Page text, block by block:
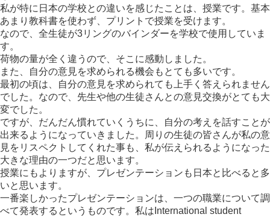
私が特に日本の学校との違いを感じたことは、授業です。基本
あまり教科書を使わず、プリントで授業を受けます。
なので、全生徒が3リングのバインダーを学校で使用していま
す。
荷物の量が全く違うので、そこに感動しました。
また、自分の意見を求められる機会もとても多いです。
最初の頃は、自分の意見を求められても上手く答えられません
でした。なので、先生や他の生徒さんとの意見交換がとても大
変でした。
ですが、だんだん慣れていくうちに、自分の考えを話すことが
出来るようになっていきました。周りの生徒の皆さんが私の意
見をリスペクトしてくれた事も、私が伝えられるようになった
大きな理由の一つだと思います。
授業にもよりますが、プレゼンテーションも日本と比べると多
いと思います。
一番楽しかったプレゼンテーションは、一つの職業について調
べて発表するというものです。私はInternational student